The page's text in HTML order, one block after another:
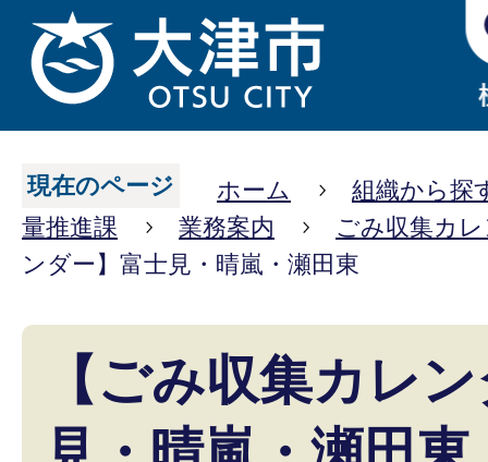
現在のページ ホーム
組織から探
量推進課
業務案内
ごみ収集カ
ンダー】富士見・晴嵐・瀬田東
【ごみ収集カレ